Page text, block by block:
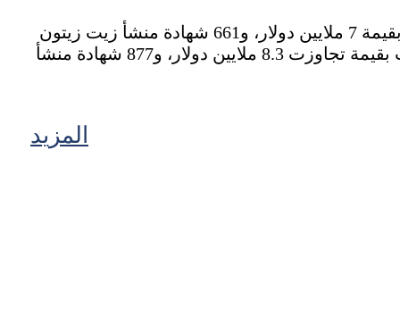
وعن أهم المواد التي تم تنظيم شهادات منشأ لها من الغرفة، نذكر تنظيم 832 شهادة منشأ بندورة بقيمة 7 ملايين دولار، و661 شهادة منشأ زيت زيتون
بقيمة 34 مليون دولار، و762 شهادة منشأ تفاح بقيمة 7.9 ملايين دولار، و711 شهادة منشأ كمون حب بقيمة تجاوزت 8.3 ملايين دولار، و877 شهادة منشأ
المزيد